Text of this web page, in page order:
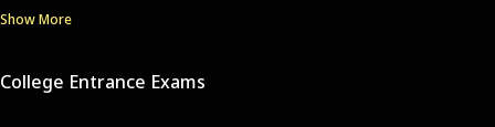
Show More
College Entrance Exams